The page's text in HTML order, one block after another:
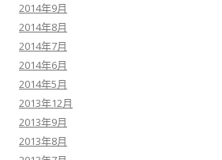
2014年9月
2014年8月
2014年7月
2014年6月
2014年5月
2013年12月
2013年9月
2013年8月